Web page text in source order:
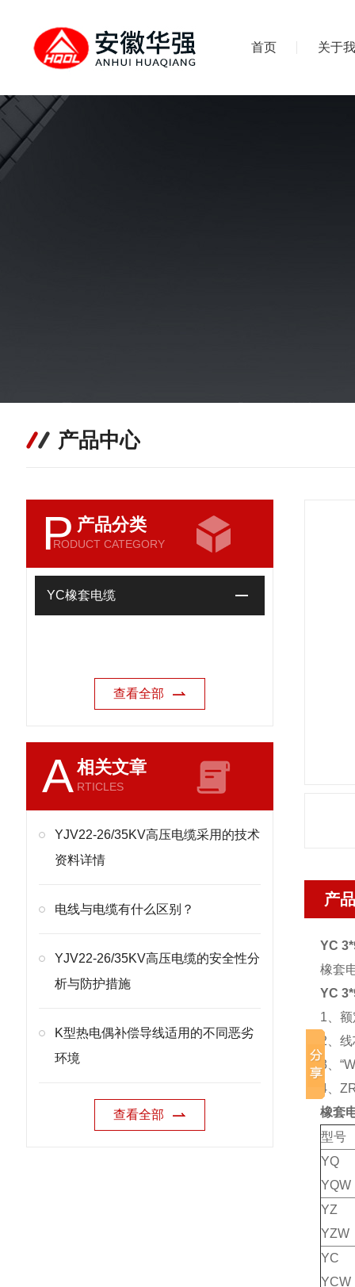
首页 关于
产品中心
P 产品分类
RODUCT CATEGORY
YC橡套电缆
查看全部
A相关文章
RTICLES
YJV22-26/35KV高压电缆采用的技术
资料详情
电线与电缆有什么区别？
YJV22-26/35KV高压电缆的安全性分
析与防护措施
K型热电偶补偿导线适用的不同恶劣
环境
查看全部
产
YC
橡套
YC
1、
2、
3、
4、
橡套
型号
YQ
YQW
YZ
YZW
YC
YCW